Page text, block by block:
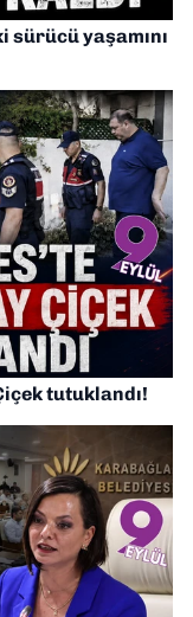
sürücü yaşamını
tutuklandı!